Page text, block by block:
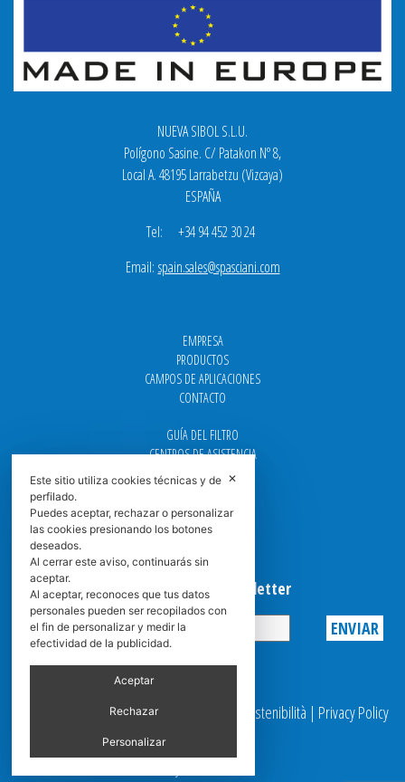
NUEVA SIBOL S.L.U.
Polígono Sasine. C/ Patakon Nº 8,
Local A. 48195 Larrabetzu (Vizcaya)
ESPAÑA
Tel: +34 94 452 30 24
Email: spain.sales@spasciani.com
EMPRESA
PRODUCTOS
CAMPOS DE APLICACIONES
CONTACTO
GUÍA DEL FILTRO
CENTROS DE ASISTENCIA
DOWNLOAD
NEWS
FAQ
CARRERA
Suscribirse a la Newsletter
Privacy
© 2025 Spasciani |Codice Etico Report Sostenibilità | Privacy Policy
✕
Este sitio utiliza cookies técnicas y de
perfilado.
Puedes aceptar, rechazar o personalizar
las cookies presionando los botones
deseados.
Al cerrar este aviso, continuarás sin
aceptar.
Al aceptar, reconoces que tus datos
personales pueden ser recopilados con
el fin de personalizar y medir la
efectividad de la publicidad.
Aceptar
Rechazar
Personalizar